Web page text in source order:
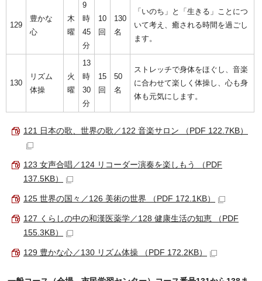
129
豊かな
心
木
曜
9
時
45
分
10
回
130
名
「いのち」と「生きる」ことにつ
いて考え、癒される時間を過ごし
ます。
130
リズム
体操
火
曜
13
時
30
分
15
回
50
名
ストレッチで身体をほぐし、音楽
に合わせて楽しく体操し、心も身
体も元気にします。
121 日本の歌、世界の歌／122 音楽サロン （PDF 122.7KB）
123 女声合唱／124 リコーダー演奏を楽しもう （PDF
137.5KB）
125 世界の国々／126 美術の世界 （PDF 172.1KB）
127 くらしの中の和漢医薬学／128 健康生活の知恵 （PDF
155.3KB）
129 豊かな心／130 リズム体操 （PDF 172.2KB）